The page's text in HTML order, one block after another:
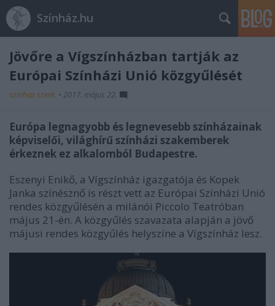
Színház.hu
Jövőre a Vígszínházban tartják az
Európai Színházi Unió közgyűlését
szinhaz szerk. • 2017. május 22.
Európa legnagyobb és legnevesebb színházainak
képviselői, világhírű színházi szakemberek
érkeznek ez alkalomból Budapestre.
Eszenyi Enikő, a Vígszínház igazgatója és Kopek
Janka színésznő is részt vett az Európai Színházi Unió
rendes közgyűlésén a milánói Piccolo Teatróban
május 21-én. A közgyűlés szavazata alapján a jövő
májusi rendes közgyűlés helyszíne a Vígszínház lesz.